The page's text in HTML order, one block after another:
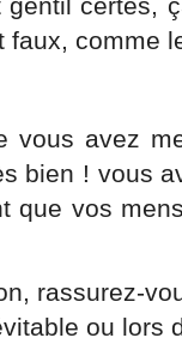
faux, comme
vous avez
bien ! vous
que vos
rassurez-
ou lors